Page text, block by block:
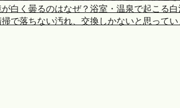
白く曇るのはなぜ？浴室・温泉で起こる
で落ちない汚れ、交換しかないと思って